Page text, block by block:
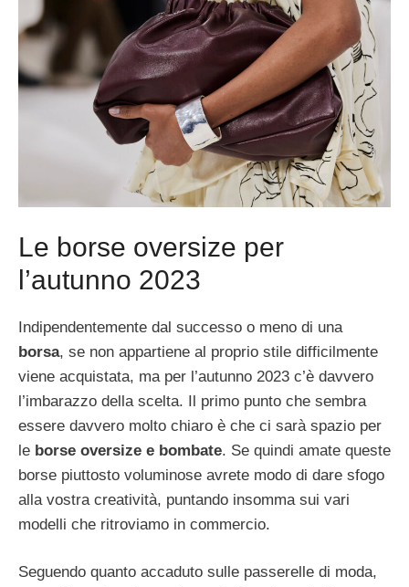
Le borse oversize per
l’autunno 2023
Indipendentemente dal successo o meno di una
borsa, se non appartiene al proprio stile difficilmente
viene acquistata, ma per l’autunno 2023 c’è davvero
l’imbarazzo della scelta. Il primo punto che sembra
essere davvero molto chiaro è che ci sarà spazio per
le borse oversize e bombate. Se quindi amate queste
borse piuttosto voluminose avrete modo di dare sfogo
alla vostra creatività, puntando insomma sui vari
modelli che ritroviamo in commercio.
Seguendo quanto accaduto sulle passerelle di moda,